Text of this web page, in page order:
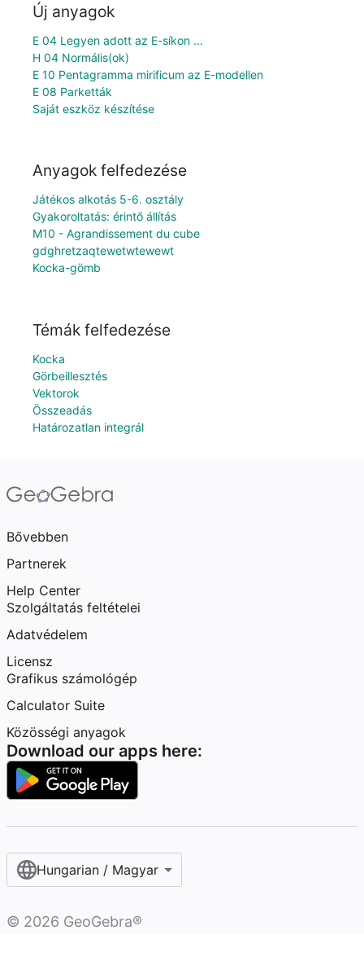
Új anyagok
E 04 Legyen adott az E-síkon ...
H 04 Normális(ok)
E 10 Pentagramma mirificum az E-modellen
E 08 Parketták
Saját eszköz készítése
Anyagok felfedezése
Játékos alkotás 5-6. osztály
Gyakoroltatás: érintő állítás
M10 - Agrandissement du cube
gdghretzaqtewetwtewewt
Kocka-gömb
Témák felfedezése
Kocka
Görbeillesztés
Vektorok
Összeadás
Határozatlan integrál
Bővebben
Partnerek
Help Center
Szolgáltatás feltételei
Adatvédelem
Licensz
Grafikus számológép
Calculator Suite
Közösségi anyagok
Download our apps here:
Hungarian / Magyar‎
© 2026 GeoGebra®